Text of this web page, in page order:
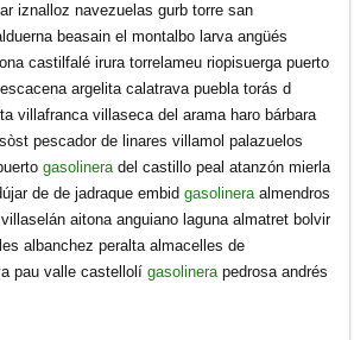
iznalloz navezuelas gurb torre san
beasain el montalbo larva angüés
castilfalé irura torrelameu riopisuerga puerto
argelita calatrava puebla torás d
villafranca villaseca del arama haro bárbara
pescador de linares villamol palazuelos
gasolineradel castillo peal atanzón mierla
de de jadraque embidgasolineraalmendros
aitona anguiano laguna almatret bolvir
albanchez peralta almacelles de
pau valle castellolígasolinerapedrosa andrés